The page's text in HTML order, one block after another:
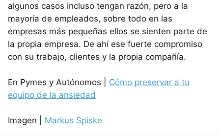
algunos casos incluso tengan razón, pero a la
mayoría de empleados, sobre todo en las
empresas más pequeñas ellos se sienten parte de
la propia empresa. De ahí ese fuerte compromiso
con su trabajo, clientes y la propia compañía.
En Pymes y Autónomos | Cómo preservar a tu
equipo de la ansiedad
Imagen | Markus Spiske